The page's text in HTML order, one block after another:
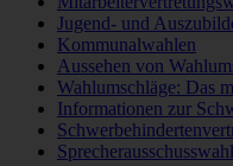
Jugend- und
Kommunalwahlen
Aussehen von
Wahlumschläge: Das
Informationen zur
Sprecherausschusswahl